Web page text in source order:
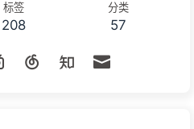
标签
208
分类
57